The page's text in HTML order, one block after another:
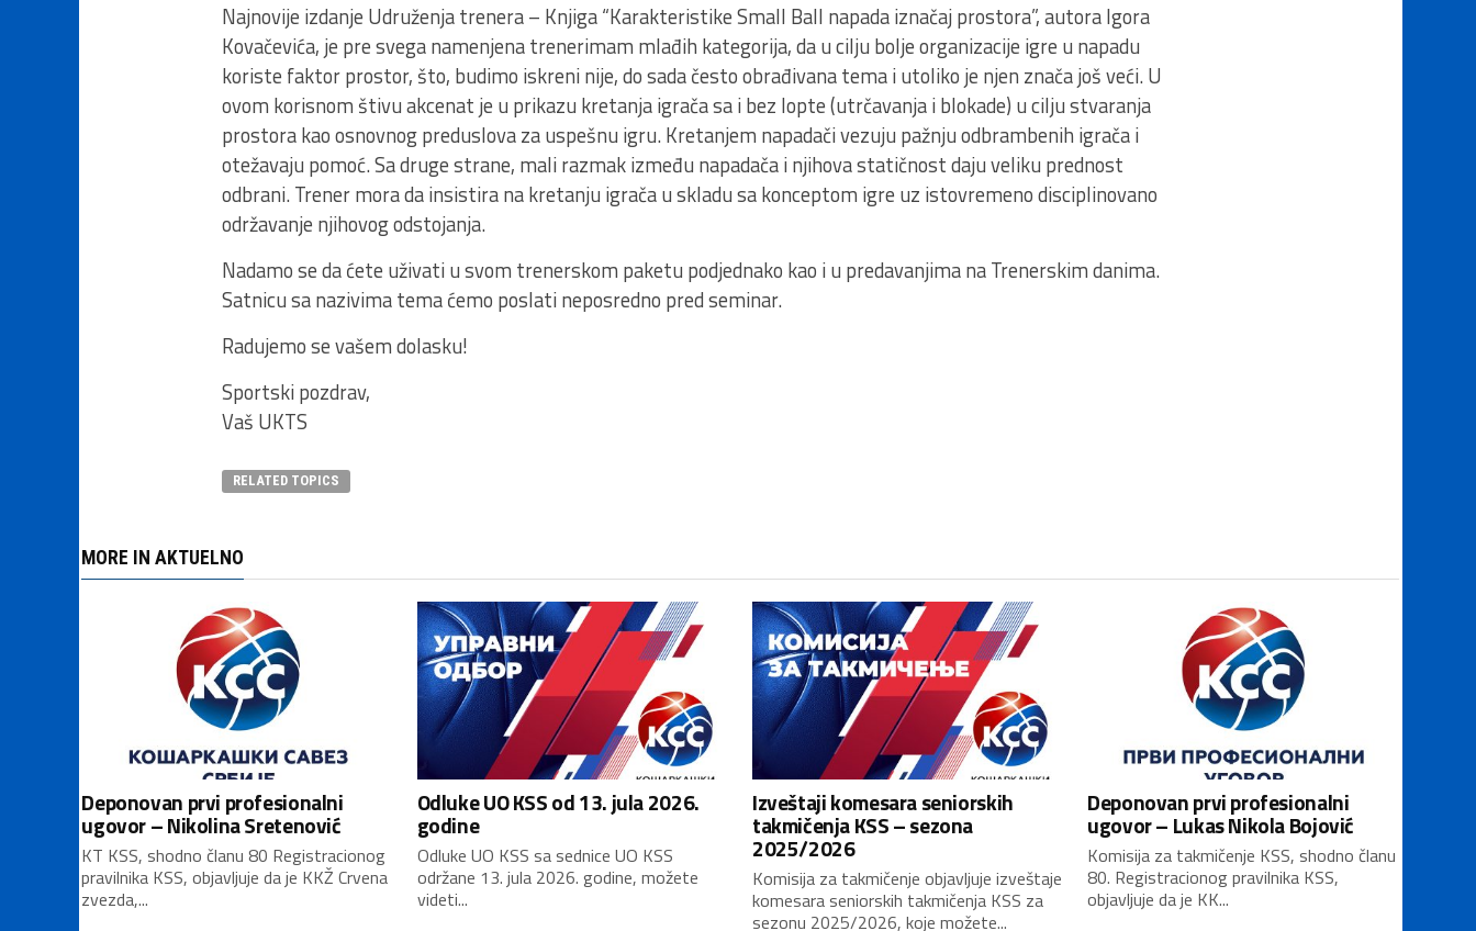
Najnovije izdanje Udruženja trenera – Knjiga “Karakteristike Small Ball napada iznačaj prostora”, autora Igora
Kovačevića, je pre svega namenjena trenerimam mlađih kategorija, da u cilju bolje organizacije igre u napadu
koriste faktor prostor, što, budimo iskreni nije, do sada često obrađivana tema i utoliko je njen znača još veći. U
ovom korisnom štivu akcenat je u prikazu kretanja igrača sa i bez lopte (utrčavanja i blokade) u cilju stvaranja
prostora kao osnovnog preduslova za uspešnu igru. Kretanjem napadači vezuju pažnju odbrambenih igrača i
otežavaju pomoć. Sa druge strane, mali razmak između napadača i njihova statičnost daju veliku prednost
odbrani. Trener mora da insistira na kretanju igrača u skladu sa konceptom igre uz istovremeno disciplinovano
održavanje njihovog odstojanja.
Nadamo se da ćete uživati u svom trenerskom paketu podjednako kao i u predavanjima na Trenerskim danima.
Satnicu sa nazivima tema ćemo poslati neposredno pred seminar.
Radujemo se vašem dolasku!
Sportski pozdrav,
Vaš UKTS
RELATED TOPICS
MORE IN AKTUELNO
Deponovan prvi profesionalni
ugovor – Nikolina Sretenović
KT KSS, shodno članu 80 Registracionog
pravilnika KSS, objavljuje da je KKŽ Crvena
zvezda,...
Odluke UO KSS od 13. jula 2026.
godine
Odluke UO KSS sa sednice UO KSS
održane 13. jula 2026. godine, možete
videti...
Izveštaji komesara seniorskih
takmičenja KSS – sezona
2025/2026
Komisija za takmičenje objavljuje izveštaje
komesara seniorskih takmičenja KSS za
sezonu 2025/2026, koje možete...
Deponovan prvi profesionalni
ugovor – Lukas Nikola Bojović
Komisija za takmičenje KSS, shodno članu
80. Registracionog pravilnika KSS,
objavljuje da je KK...